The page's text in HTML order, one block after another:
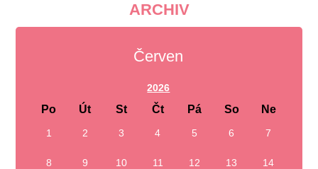
ARCHIV
Červen
2026
Po Út St Čt Pá So Ne
1 2 3 4 5 6 7
8 9 10 11 12 13 14